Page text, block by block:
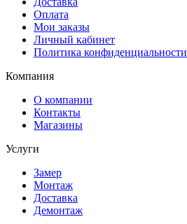
Оплата
Мои заказы
Личный кабинет
Политика конфиденциальности
Компания
О компании
Контакты
Магазины
Услуги
Замер
Монтаж
Доставка
Демонтаж